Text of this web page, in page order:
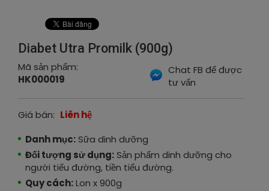
Diabet Utra Promilk (900g)
Mã sản phẩm:
HK000019
Chat FB để được
tư vấn
Giá bán: Liên hệ
Danh mục:Sữa dinh dưỡng
Đối tượng sử dụng:Sản phẩm dinh dưỡng cho
người tiểu đường, tiền tiểu đường.
Quy cách:Lon x 900g